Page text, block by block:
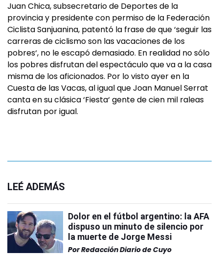
Juan Chica, subsecretario de Deportes de la
provincia y presidente con permiso de la Federación
Ciclista Sanjuanina, patentó la frase de que ‘seguir las
carreras de ciclismo son las vacaciones de los
pobres‘, no le escapó demasiado. En realidad no sólo
los pobres disfrutan del espectáculo que va a la casa
misma de los aficionados. Por lo visto ayer en la
Cuesta de las Vacas, al igual que Joan Manuel Serrat
canta en su clásica ‘Fiesta‘ gente de cien mil raleas
disfrutan por igual.
LEÉ ADEMÁS
Dolor en el fútbol argentino: la AFA
dispuso un minuto de silencio por
la muerte de Jorge Messi
PorRedacción Diario de Cuyo